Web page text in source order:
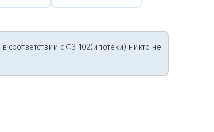
соответствии с ФЗ-102(ипотеки) никто не